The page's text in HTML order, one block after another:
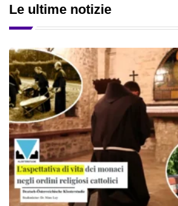
Le ultime notizie